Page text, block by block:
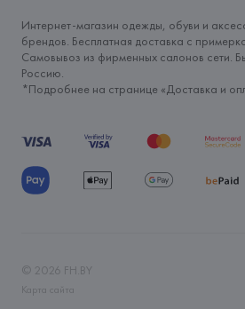
Интернет-магазин одежды, обуви и
брендов. Бесплатная доставка с
Самовывоз из фирменных салонов сети.
Россию.
*Подробнее на странице «Доставка и
© 2026 FH.BY
Карта сайта